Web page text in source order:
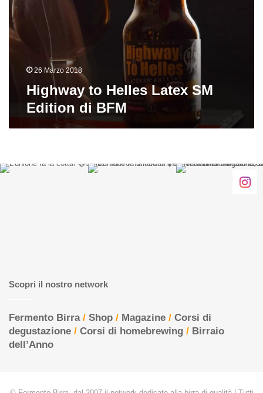
SM
Edition
di
26 Marzo 2018
Highway to Helles Latex SM
Edition di BFM
Scopri il nostro network
Fermento Birra/ Shop / Magazine / Corsi di
degustazione / Corsi di homebrewing / Birraio
dell’Anno